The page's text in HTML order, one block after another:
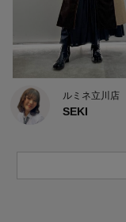
ルミネ立川店
SEKI